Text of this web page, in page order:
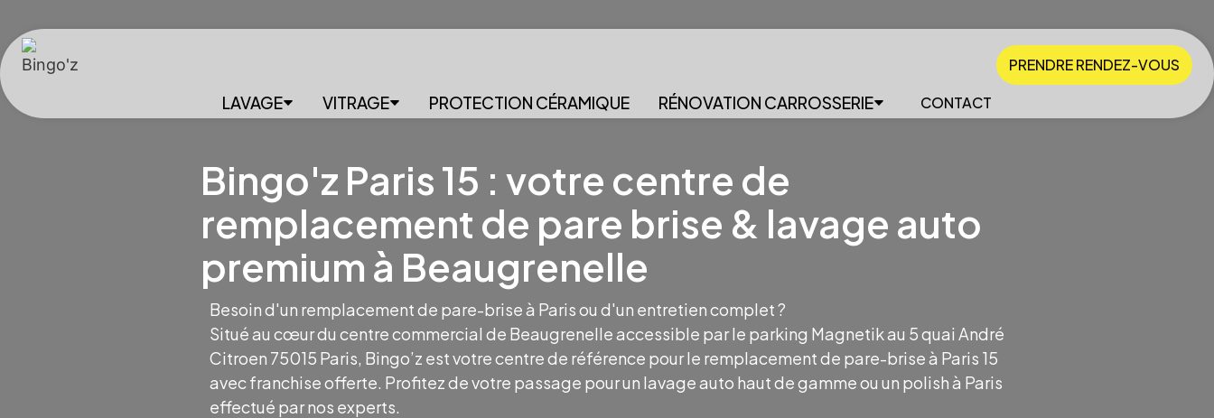
PRENDRE RENDEZ-VOUS
LAVAGE VITRAGE PROTECTION CÉRAMIQUE RÉNOVATION CARROSSERIE CONTACT
Bingo'z Paris 15 : votre centre de
remplacement de pare brise & lavage auto
premium à Beaugrenelle
Besoin d'un remplacement de pare-brise à Paris ou d'un entretien complet ?
Situé au cœur du centre commercial de Beaugrenelle accessible par le parking Magnetik au 5 quai André
Citroen 75015 Paris, Bingo’z est votre centre de référence pour le remplacement de pare-brise à Paris 15
avec franchise offerte. Profitez de votre passage pour un lavage auto haut de gamme ou un polish à Paris
effectué par nos experts.